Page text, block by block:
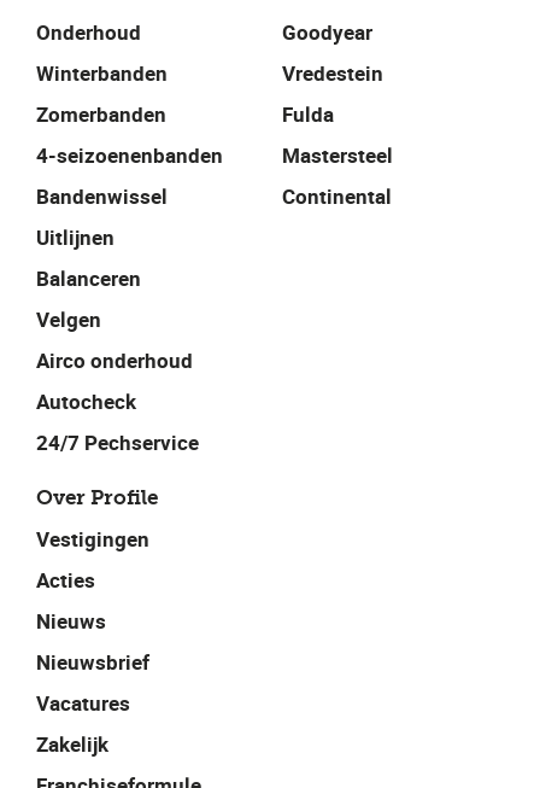
Onderhoud
Winterbanden
Zomerbanden
4-seizoenenbanden
Bandenwissel
Uitlijnen
Balanceren
Velgen
Airco onderhoud
Autocheck
24/7 Pechservice
Goodyear
Vredestein
Fulda
Mastersteel
Continental
Over Profile
Vestigingen
Acties
Nieuws
Nieuwsbrief
Vacatures
Zakelijk